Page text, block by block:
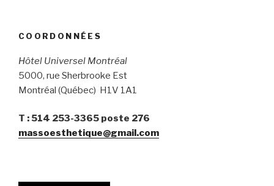
COORDONNÉES
Hôtel Universel Montréal
5000, rue Sherbrooke Est
Montréal (Québec) H1V 1A1
T : 514 253-3365 poste 276
massoesthetique@gmail.com